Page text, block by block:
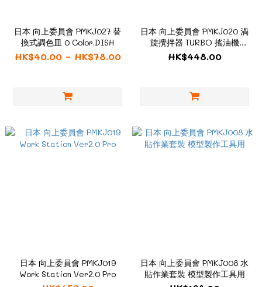
日本 向上委員會 PMKJ027 替
換式調色皿 0 Color.DISH
HK$40.00 ~ HK$78.00
日本 向上委員會 PMKJ020 渦
旋攪拌器 TURBO 搖油機
Vortech Stirrer
HK$448.00
日本 向上委員會 PMKJ019
Work Station Ver2.0 Pro
日本 向上委員會 PMKJ008 水
貼作業套裝 模型製作工具用